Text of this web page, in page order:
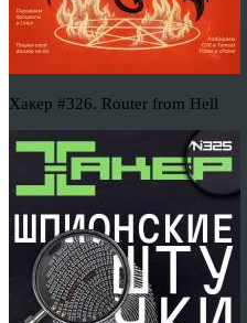
Хакер #326. Router from Hell